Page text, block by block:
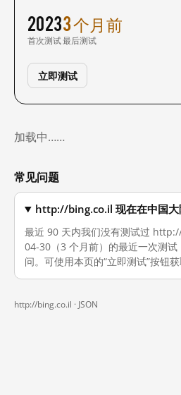
2023
首次测试
3 个月前
最后测试
立即测试
加载中……
常见问题
http://bing.co.il 现在在中国大
最近 90 天内我们没有测试过
04-30（3 个月前）的最近一次测
问。可使用本页的“立即测试”按钮获
http://bing.co.il · JSON